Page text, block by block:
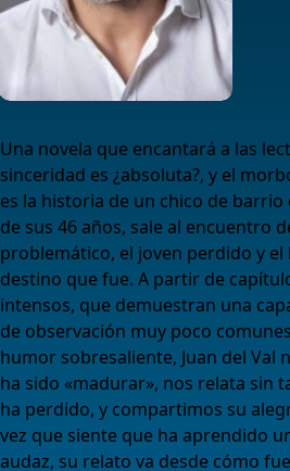
Una novela que encantará a las
sinceridad es ¿absoluta?, y el
es la historia de un chico de barrio
de sus 46 años, sale al encuentro
problemático, el joven perdido y
destino que fue. A partir de
intensos, que demuestran una
de observación muy poco
humor sobresaliente, Juan del Val
ha sido «madurar», nos relata sin
ha perdido, y compartimos su
vez que siente que ha aprendido
audaz, su relato va desde cómo